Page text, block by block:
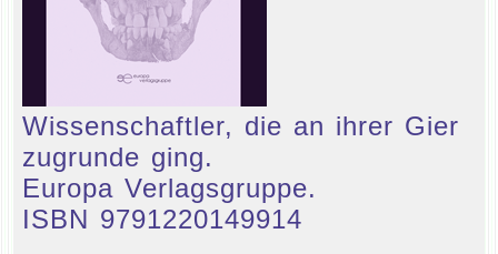
Wissenschaftler, die an ihrer Gier
zugrunde ging.
Europa Verlagsgruppe.
ISBN 9791220149914